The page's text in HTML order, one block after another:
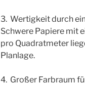
3. Wertigkeit durch
Schwere Papiere mit
pro Quadratmeter
Planlage.
4. Großer Farbraum